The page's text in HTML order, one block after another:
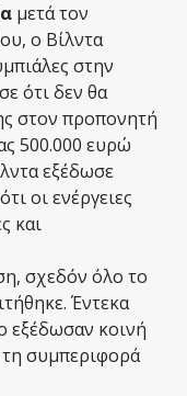
μετά τον
o Βίλντα
στην
ότι δεν θα
στον προπονητή
500.000 ευρώ
εξέδωσε
οι ενέργειες
και
σχεδόν όλο το
Έντεκα
εξέδωσαν κοινή
συμπεριφορά